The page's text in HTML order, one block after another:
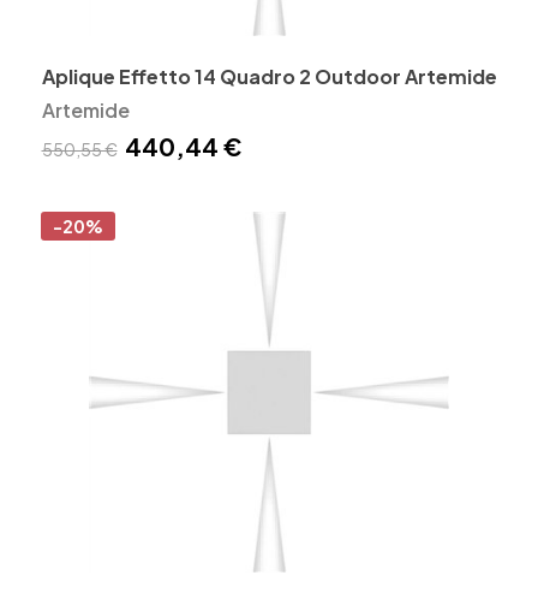
Aplique Effetto 14 Quadro 2 Outdoor Artemide
Artemide
550,55 € 440,44 €
-20%